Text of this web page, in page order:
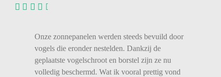
Onze zonnepanelen werden steeds bevuild door
vogels die eronder nestelden. Dankzij de
geplaatste vogelschroot en borstel zijn ze nu
volledig beschermd. Wat ik vooral prettig vond